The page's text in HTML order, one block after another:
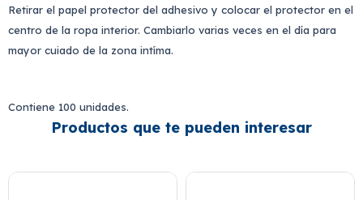
Retirar el papel protector del adhesivo y colocar el protector en el
centro de la ropa interior. Cambiarlo varias veces en el día para
mayor cuiado de la zona intíma.
Contiene 100 unidades.
Productos que te pueden interesar